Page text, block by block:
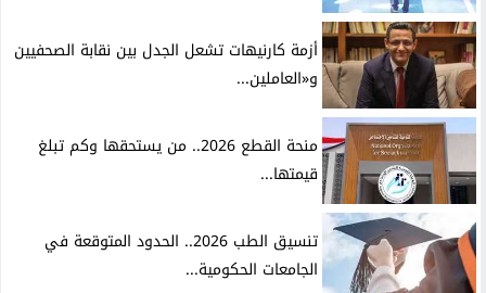
أزمة كارنيهات تشعل الجدل بين نقابة الصحفيين
و«العاملين...
منحة القطع 2026.. من يستحقها وكم تبلغ
قيمتها...
تنسيق الطب 2026.. الحدود المتوقعة في
الجامعات الحكومية...